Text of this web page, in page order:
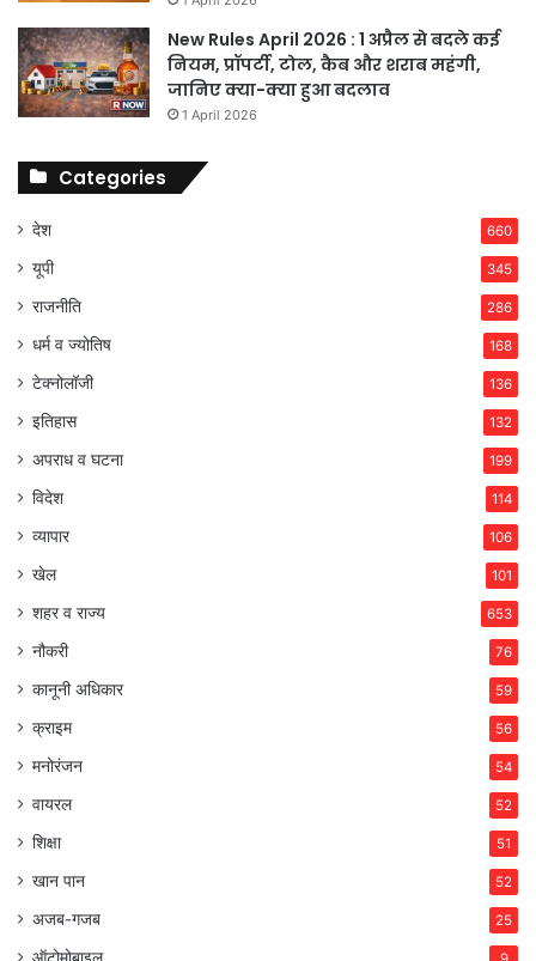
New Rules April 2026 : 1 अप्रैल से बदले कई
नियम, प्रॉपर्टी, टोल, कैब और शराब महंगी,
जानिए क्या-क्या हुआ बदलाव
1 April 2026
Categories
देश 660
यूपी 345
राजनीति 286
धर्म व ज्योतिष 168
टेक्नोलॉजी 136
इतिहास 132
अपराध व घटना 199
विदेश 114
व्यापार 106
खेल 101
शहर व राज्य 653
नौकरी 76
कानूनी अधिकार 59
क्राइम 56
मनोरंजन 54
वायरल 52
शिक्षा 51
खान पान 52
अजब-गजब 25